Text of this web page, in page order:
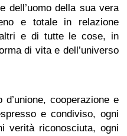
dell’uomo della sua vera
e totale in relazione
altri e di tutte le cose, in
di vita e dell’universo
cooperazione e
e condiviso, ogni
verità riconosciuta, ogni